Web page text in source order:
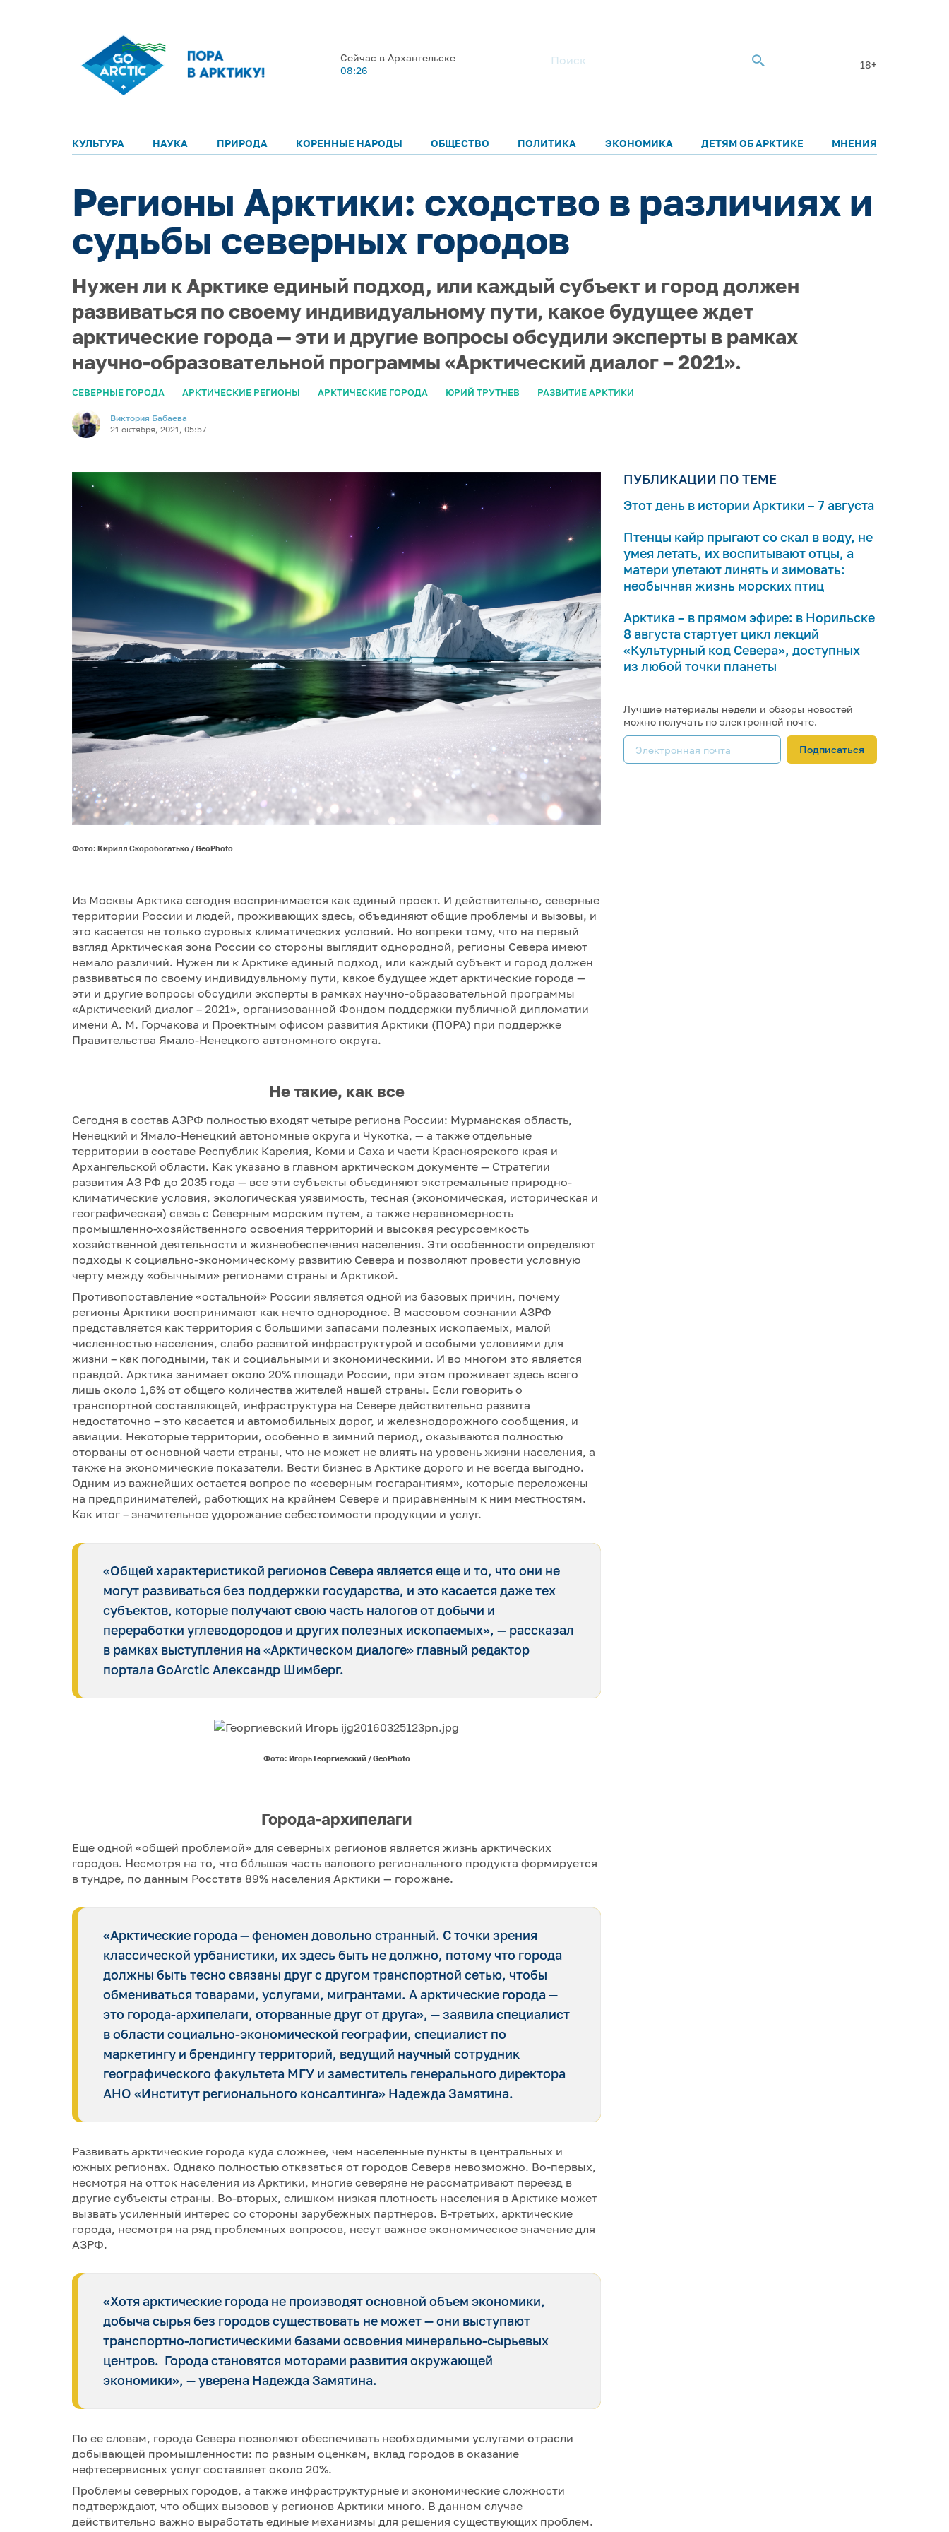
Сейчас в Архангельске
08:26
18+
КУЛЬТУРА НАУКА ПРИРОДА КОРЕННЫЕ НАРОДЫ ОБЩЕСТВО ПОЛИТИКА ЭКОНОМИКА ДЕТЯМ ОБ АРКТИКЕ МНЕНИЯ
Регионы Арктики: сходство в различиях и
судьбы северных городов
Нужен ли к Арктике единый подход, или каждый субъект и город должен
развиваться по своему индивидуальному пути, какое будущее ждет
арктические города — эти и другие вопросы обсудили эксперты в рамках
научно-образовательной программы «Арктический диалог – 2021».
СЕВЕРНЫЕ ГОРОДА АРКТИЧЕСКИЕ РЕГИОНЫ АРКТИЧЕСКИЕ ГОРОДА ЮРИЙ ТРУТНЕВ РАЗВИТИЕ АРКТИКИ
Виктория Бабаева
21 октября, 2021, 05:57
Фото: Кирилл Скоробогатько / GeoPhoto
Из Москвы Арктика сегодня воспринимается как единый проект. И действительно, северные
территории России и людей, проживающих здесь, объединяют общие проблемы и вызовы, и
это касается не только суровых климатических условий. Но вопреки тому, что на первый
взгляд Арктическая зона России со стороны выглядит однородной, регионы Севера имеют
немало различий. Нужен ли к Арктике единый подход, или каждый субъект и город должен
развиваться по своему индивидуальному пути, какое будущее ждет арктические города —
эти и другие вопросы обсудили эксперты в рамках научно-образовательной программы
«Арктический диалог – 2021», организованной Фондом поддержки публичной дипломатии
имени А. М. Горчакова и Проектным офисом развития Арктики (ПОРА) при поддержке
Правительства Ямало-Ненецкого автономного округа.
Не такие, как все
Сегодня в состав АЗРФ полностью входят четыре региона России: Мурманская область,
Ненецкий и Ямало-Ненецкий автономные округа и Чукотка, — а также отдельные
территории в составе Республик Карелия, Коми и Саха и части Красноярского края и
Архангельской области. Как указано в главном арктическом документе — Стратегии
развития АЗ РФ до 2035 года — все эти субъекты объединяют экстремальные природно-
климатические условия, экологическая уязвимость, тесная (экономическая, историческая и
географическая) связь с Северным морским путем, а также неравномерность
промышленно-хозяйственного освоения территорий и высокая ресурсоемкость
хозяйственной деятельности и жизнеобеспечения населения. Эти особенности определяют
подходы к социально-экономическому развитию Севера и позволяют провести условную
черту между «обычными» регионами страны и Арктикой.
Противопоставление «остальной» России является одной из базовых причин, почему
регионы Арктики воспринимают как нечто однородное. В массовом сознании АЗРФ
представляется как территория с большими запасами полезных ископаемых, малой
численностью населения, слабо развитой инфраструктурой и особыми условиями для
жизни – как погодными, так и социальными и экономическими. И во многом это является
правдой. Арктика занимает около 20% площади России, при этом проживает здесь всего
лишь около 1,6% от общего количества жителей нашей страны. Если говорить о
транспортной составляющей, инфраструктура на Севере действительно развита
недостаточно – это касается и автомобильных дорог, и железнодорожного сообщения, и
авиации. Некоторые территории, особенно в зимний период, оказываются полностью
оторваны от основной части страны, что не может не влиять на уровень жизни населения, а
также на экономические показатели. Вести бизнес в Арктике дорого и не всегда выгодно.
Одним из важнейших остается вопрос по «северным госгарантиям», которые переложены
на предпринимателей, работющих на крайнем Севере и приравненным к ним местностям.
Как итог – значительное удорожание себестоимости продукции и услуг.
«Общей характеристикой регионов Севера является еще и то, что они не
могут развиваться без поддержки государства, и это касается даже тех
субъектов, которые получают свою часть налогов от добычи и
переработки углеводородов и других полезных ископаемых», — рассказал
в рамках выступления на «Арктическом диалоге» главный редактор
портала GoArctic Александр Шимберг.
Фото: Игорь Георгиевский / GeoPhoto
Города-архипелаги
Еще одной «общей проблемой» для северных регионов является жизнь арктических
городов. Несмотря на то, что бо́льшая часть валового регионального продукта формируется
в тундре, по данным Росстата 89% населения Арктики — горожане.
«Арктические города — феномен довольно странный. С точки зрения
классической урбанистики, их здесь быть не должно, потому что города
должны быть тесно связаны друг с другом транспортной сетью, чтобы
обмениваться товарами, услугами, мигрантами. А арктические города —
это города-архипелаги, оторванные друг от друга», — заявила специалист
в области социально-экономической географии, специалист по
маркетингу и брендингу территорий, ведущий научный сотрудник
географического факультета МГУ и заместитель генерального директора
АНО «Институт регионального консалтинга» Надежда Замятина.
Развивать арктические города куда сложнее, чем населенные пункты в центральных и
южных регионах. Однако полностью отказаться от городов Севера невозможно. Во-первых,
несмотря на отток населения из Арктики, многие северяне не рассматривают переезд в
другие субъекты страны. Во-вторых, слишком низкая плотность населения в Арктике может
вызвать усиленный интерес со стороны зарубежных партнеров. В-третьих, арктические
города, несмотря на ряд проблемных вопросов, несут важное экономическое значение для
АЗРФ.
«Хотя арктические города не производят основной объем экономики,
добыча сырья без городов существовать не может — они выступают
транспортно-логистическими базами освоения минерально-сырьевых
центров. Города становятся моторами развития окружающей
экономики», — уверена Надежда Замятина.
По ее словам, города Севера позволяют обеспечивать необходимыми услугами отрасли
добывающей промышленности: по разным оценкам, вклад городов в оказание
нефтесервисных услуг составляет около 20%.
Проблемы северных городов, а также инфраструктурные и экономические сложности
подтверждают, что общих вызовов у регионов Арктики много. В данном случае
действительно важно выработать единые механизмы для решения существующих проблем.
ПУБЛИКАЦИИ ПО ТЕМЕ
Этот день в истории Арктики – 7 августа
Птенцы кайр прыгают со скал в воду, не
умея летать, их воспитывают отцы, а
матери улетают линять и зимовать:
необычная жизнь морских птиц
Арктика – в прямом эфире: в Норильске
8 августа стартует цикл лекций
«Культурный код Севера», доступных
из любой точки планеты
Лучшие материалы недели и обзоры новостей
можно получать по электронной почте.
Подписаться